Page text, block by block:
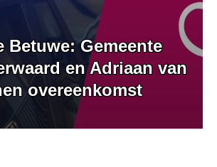
Betuwe: Gemeente
en Adriaan van
overeenkomst